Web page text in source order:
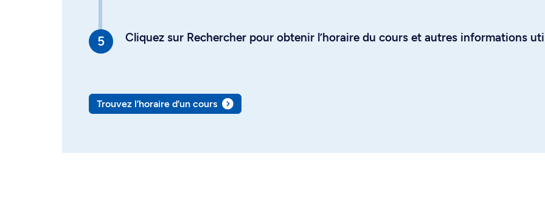
Cliquez sur Rechercher pour obtenir l’horaire du cours et autres informations
Trouvez l’horaire d’un cours